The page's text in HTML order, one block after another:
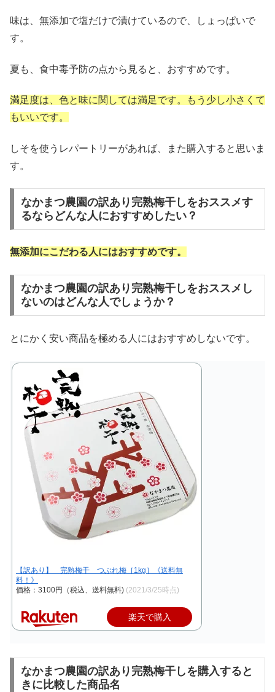
味は、無添加で塩だけで漬けているので、しょっぱいで
す。
夏も、食中毒予防の点から見ると、おすすめです。
満足度は、色と味に関しては満足です。もう少し小さくて
もいいです。
しそを使うレパートリーがあれば、また購入すると思いま
す。
なかまつ農園の訳あり完熟梅干しをおススメす
るならどんな人におすすめしたい？
無添加にこだわる人にはおすすめです。
なかまつ農園の訳あり完熟梅干しをおススメし
ないのはどんな人でしょうか？
とにかく安い商品を極める人にはおすすめしないです。
【訳あり】 完熟梅干 つぶれ梅［1kg］《送料無
料！》
価格：3100円（税込、送料無料) (2021/3/25時点)
楽天で購入
なかまつ農園の訳あり完熟梅干しを購入すると
きに比較した商品名